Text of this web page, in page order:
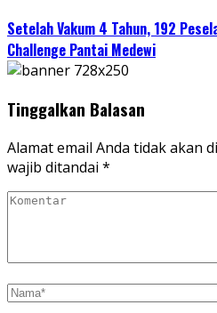
Setelah Vakum 4 Tahun, 192
Challenge Pantai Medewi
Tinggalkan Balasan
Alamat email Anda tidak akan
wajib ditandai *